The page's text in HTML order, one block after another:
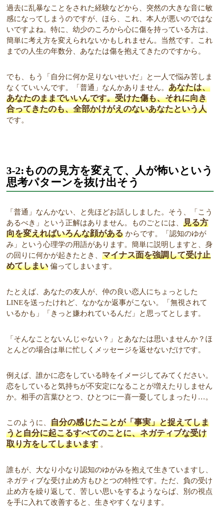
過去に乱暴なことをされた経験などから、突然の大きな音に敏
感になってしまうのですが、ほら、これ、本人が悪いのではな
いですよね。特に、幼少のころから心に傷を持っている方は、
簡単に考え方を変えられないかもしれません。当然です。これ
までの人生の年数分、あなたは傷を抱えてきたのですから。
でも、もう「自分に何か足りないせいだ」と一人で悩み苦しま
なくていいんです。「普通」なんかありません。あなたは、
あなたのままでいいんです。受けた傷も、それに向き
合ってきたのも、全部かけがえのないあなたという人
です。
3-2:ものの見方を変えて、人が怖いという
思考パターンを抜け出そう
「普通」なんかない、と先ほどお話ししました。そう、「こう
あるべき」という正解はありません。ものごとには、見る方
向を変えればいろんな顔がある からです。「認知のゆが
み」という心理学の用語があります。簡単に説明しますと、身
の回りに何かが起きたとき、マイナス面を強調して受け止
めてしまい 偏ってしまいます。
たとえば、あなたの友人が、仲の良い恋人にちょっとした
LINEを送ったけれど、なかなか返事がこない。「無視されて
いるかも」「きっと嫌われているんだ」と思ってとします。
「そんなことないんじゃない？」とあなたは思いませんか？ほ
とんどの場合は単に忙しくメッセージを返せないだけです。
例えば、誰かに恋をしている時をイメージしてみてください。
恋をしていると気持ちが不安定になることが増えたりしません
か。相手の言葉ひとつ、ひとつに一喜一憂してしまったり…。
このように、自分の感じたことが「事実」と捉えてしま
うと自分に起こるすべてのことに、ネガティブな受け
取り方をしてしまいます 。
誰もが、大なり小なり認知のゆがみを抱えて生きていますし、
ネガティブな受け止め方もひとつの特性です。ただ、負の受け
止め方を繰り返して、苦しい思いをするようならば、別の視点
を手に入れて改善すると、生きやすくなります。